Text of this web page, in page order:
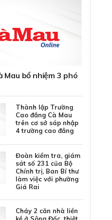
Mau bổ nhiệm 3 phó
Thành lập Trường
Cao đẳng Cà Mau
trên cơ sở sáp nhập
4 trường cao đẳng
Đoàn kiểm tra, giám
sát số 231 của Bộ
Chính trị, Ban Bí thư
làm việc với phường
Giá Rai
Cháy 2 căn nhà liền